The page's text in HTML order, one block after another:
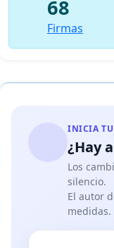
68
Firmas
INICIA
¿Hay
Los
silencio.
El autor
medidas.